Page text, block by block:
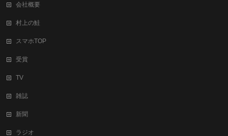
会社概要
村上の鮭
スマホTOP
受賞
TV
雑誌
新聞
ラジオ